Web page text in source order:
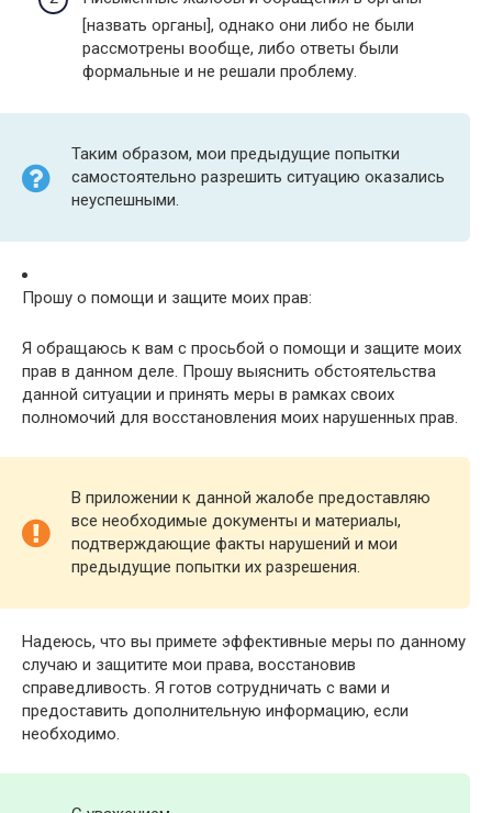
[назвать органы], однако они либо не были
рассмотрены вообще, либо ответы были
формальные и не решали проблему.
Таким образом, мои предыдущие попытки
самостоятельно разрешить ситуацию оказались
неуспешными.
Прошу о помощи и защите моих прав:
Я обращаюсь к вам с просьбой о помощи и защите моих
прав в данном деле. Прошу выяснить обстоятельства
данной ситуации и принять меры в рамках своих
полномочий для восстановления моих нарушенных прав.
В приложении к данной жалобе предоставляю
все необходимые документы и материалы,
подтверждающие факты нарушений и мои
предыдущие попытки их разрешения.
Надеюсь, что вы примете эффективные меры по данному
случаю и защитите мои права, восстановив
справедливость. Я готов сотрудничать с вами и
предоставить дополнительную информацию, если
необходимо.